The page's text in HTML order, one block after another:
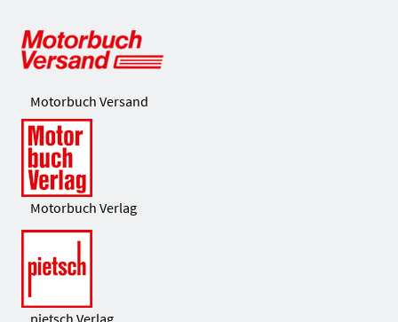
Motorbuch Versand
Motorbuch Verlag
pietsch Verlag